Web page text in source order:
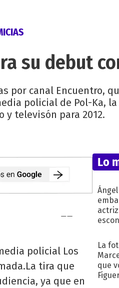
su debut
por canal Encuentro,
policial de Pol-Ka,
y televisón para 2012.
policial Los
tira que
ya que en
Lo
La
que